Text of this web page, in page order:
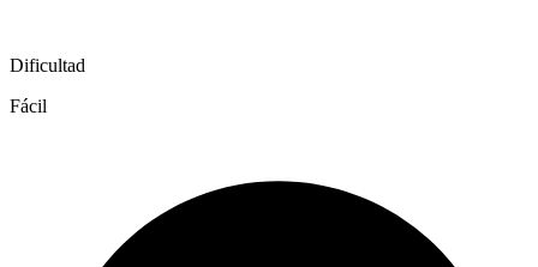
Dificultad
Fácil